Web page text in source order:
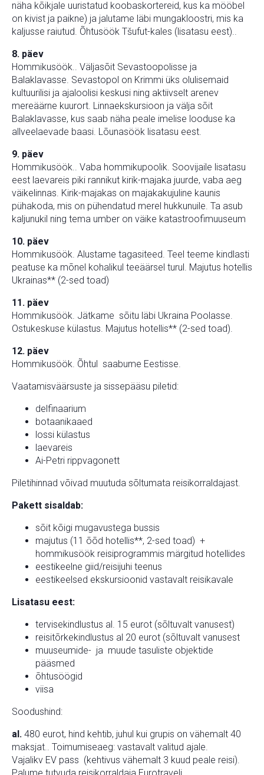
näha kõikjale uuristatud koobaskortereid, kus ka mööbel
on kivist ja paikne) ja jalutame läbi mungakloostri, mis ka
kaljusse raiutud. Õhtusöök Tšufut-kales (lisatasu eest)..
8. päev
Hommikusöök.. Väljasõit Sevastoopolisse ja
Balaklavasse. Sevastopol on Krimmi üks olulisemaid
kultuurilisi ja ajaloolisi keskusi ning aktiivselt arenev
mereäärne kuurort. Linnaekskursioon ja välja sõit
Balaklavasse, kus saab näha peale imelise looduse ka
allveelaevade baasi. Lõunasöök lisatasu eest.
9. päev
Hommikusöök.. Vaba hommikupoolik. Soovijaile lisatasu
eest laevareis piki rannikut kirik-majaka juurde, vaba aeg
väikelinnas. Kirik-majakas on majakakujuline kaunis
pühakoda, mis on pühendatud merel hukkunuile. Ta asub
kaljunukil ning tema umber on väike katastroofimuuseum
10. päev
Hommikusöök. Alustame tagasiteed. Teel teeme kindlasti
peatuse ka mõnel kohalikul teeäärsel turul. Majutus hotellis
Ukrainas** (2-sed toad)
11. päev
Hommikusöök. Jätkame sõitu läbi Ukraina Poolasse.
Ostukeskuse külastus. Majutus hotellis** (2-sed toad).
12. päev
Hommikusöök. Õhtul saabume Eestisse.
Vaatamisväärsuste ja sissepääsu piletid:
delfinaarium
botaanikaaed
lossi külastus
laevareis
Ai-Petri rippvagonett
Piletihinnad võivad muutuda sõltumata reisikorraldajast.
Pakett sisaldab:
sõit kõigi mugavustega bussis
majutus (11 õõd hotellis**, 2-sed toad) +
hommikusöök reisiprogrammis märgitud hotellides
eestikeelne giid/reisijuhi teenus
eestikeelsed ekskursioonid vastavalt reisikavale
Lisatasu eest:
tervisekindlustus al. 15 eurot (sõltuvalt vanusest)
reisitõrkekindlustus al 20 eurot (sõltuvalt vanusest
muuseumide- ja muude tasuliste objektide
pääsmed
õhtusöögid
viisa
Soodushind:
al. 480 eurot, hind kehtib, juhul kui grupis on vähemalt 40
maksjat.. Toimumiseaeg: vastavalt valitud ajale.
Vajalikv EV pass (kehtivus vähemalt 3 kuud peale reisi).